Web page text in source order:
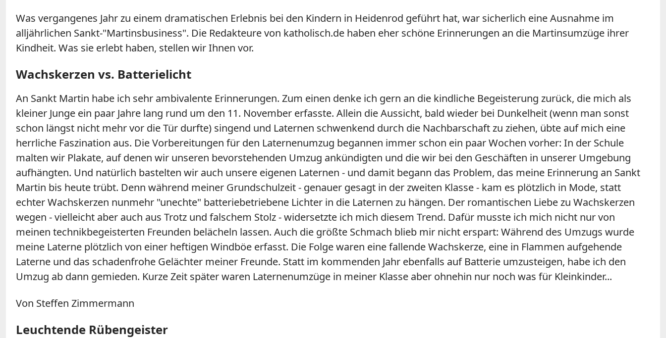
Was vergangenes Jahr zu einem dramatischen Erlebnis bei den Kindern in Heidenrod geführt hat, war sicherlich eine Ausnahme im
alljährlichen Sankt-"Martinsbusiness". Die Redakteure von katholisch.de haben eher schöne Erinnerungen an die Martinsumzüge ihrer
Kindheit. Was sie erlebt haben, stellen wir Ihnen vor.
Wachskerzen vs. Batterielicht
An Sankt Martin habe ich sehr ambivalente Erinnerungen. Zum einen denke ich gern an die kindliche Begeisterung zurück, die mich als
kleiner Junge ein paar Jahre lang rund um den 11. November erfasste. Allein die Aussicht, bald wieder bei Dunkelheit (wenn man sonst
schon längst nicht mehr vor die Tür durfte) singend und Laternen schwenkend durch die Nachbarschaft zu ziehen, übte auf mich eine
herrliche Faszination aus. Die Vorbereitungen für den Laternenumzug begannen immer schon ein paar Wochen vorher: In der Schule
malten wir Plakate, auf denen wir unseren bevorstehenden Umzug ankündigten und die wir bei den Geschäften in unserer Umgebung
aufhängten. Und natürlich bastelten wir auch unsere eigenen Laternen - und damit begann das Problem, das meine Erinnerung an Sankt
Martin bis heute trübt. Denn während meiner Grundschulzeit - genauer gesagt in der zweiten Klasse - kam es plötzlich in Mode, statt
echter Wachskerzen nunmehr "unechte" batteriebetriebene Lichter in die Laternen zu hängen. Der romantischen Liebe zu Wachskerzen
wegen - vielleicht aber auch aus Trotz und falschem Stolz - widersetzte ich mich diesem Trend. Dafür musste ich mich nicht nur von
meinen technikbegeisterten Freunden belächeln lassen. Auch die größte Schmach blieb mir nicht erspart: Während des Umzugs wurde
meine Laterne plötzlich von einer heftigen Windböe erfasst. Die Folge waren eine fallende Wachskerze, eine in Flammen aufgehende
Laterne und das schadenfrohe Gelächter meiner Freunde. Statt im kommenden Jahr ebenfalls auf Batterie umzusteigen, habe ich den
Umzug ab dann gemieden. Kurze Zeit später waren Laternenumzüge in meiner Klasse aber ohnehin nur noch was für Kleinkinder...
Von Steffen Zimmermann
Leuchtende Rübengeister